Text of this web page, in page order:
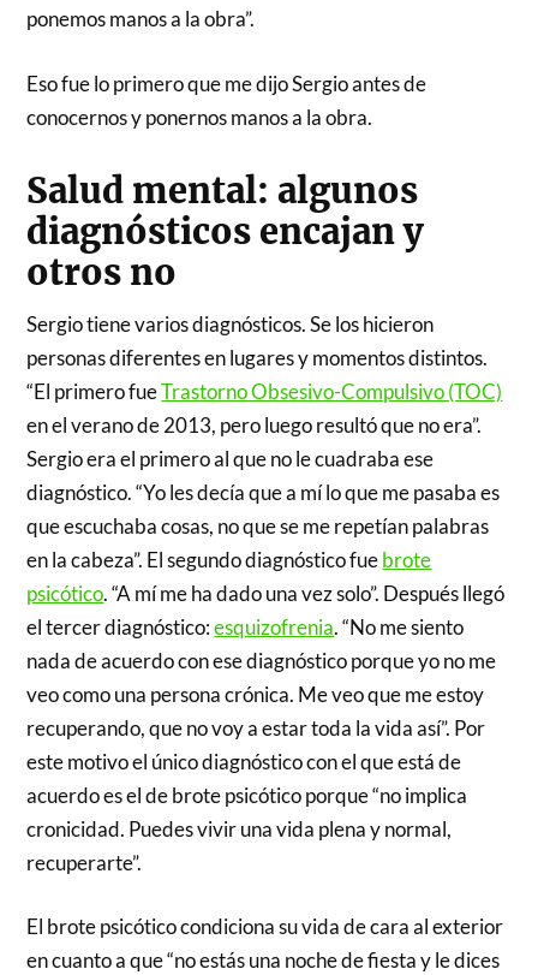
ponemos manos a la obra”.
Eso fue lo primero que me dijo Sergio antes de
conocernos y ponernos manos a la obra.
Salud mental: algunos
diagnósticos encajan y
otros no
Sergio tiene varios diagnósticos. Se los hicieron
personas diferentes en lugares y momentos distintos.
“El primero fueTrastorno Obsesivo-Compulsivo (TOC)
en el verano de 2013, pero luego resultó que no era”.
Sergio era el primero al que no le cuadraba ese
diagnóstico. “Yo les decía que a mí lo que me pasaba es
que escuchaba cosas, no que se me repetían palabras
en la cabeza”. El segundo diagnóstico fuebrote
psicótico. “A mí me ha dado una vez solo”. Después llegó
el tercer diagnóstico:esquizofrenia. “No me siento
nada de acuerdo con ese diagnóstico porque yo no me
veo como una persona crónica. Me veo que me estoy
recuperando, que no voy a estar toda la vida así”. Por
este motivo el único diagnóstico con el que está de
acuerdo es el de brote psicótico porque “no implica
cronicidad. Puedes vivir una vida plena y normal,
recuperarte”.
El brote psicótico condiciona su vida de cara al exterior
en cuanto a que “no estás una noche de fiesta y le dices